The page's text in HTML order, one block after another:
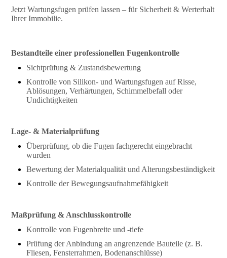
Jetzt Wartungsfugen prüfen lassen – für Sicherheit & Werterhalt
Ihrer Immobilie.
Bestandteile einer professionellen Fugenkontrolle
Sichtprüfung & Zustandsbewertung
Kontrolle von Silikon- und Wartungsfugen auf Risse,
Ablösungen, Verhärtungen, Schimmelbefall oder
Undichtigkeiten
Lage- & Materialprüfung
Überprüfung, ob die Fugen fachgerecht eingebracht
wurden
Bewertung der Materialqualität und Alterungsbeständigkeit
Kontrolle der Bewegungsaufnahmefähigkeit
Maßprüfung & Anschlusskontrolle
Kontrolle von Fugenbreite und -tiefe
Prüfung der Anbindung an angrenzende Bauteile (z. B.
Fliesen, Fensterrahmen, Bodenanschlüsse)